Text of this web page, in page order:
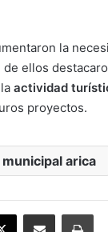
la
ellos
actividad
proyectos.
arica
X Enviar vía email